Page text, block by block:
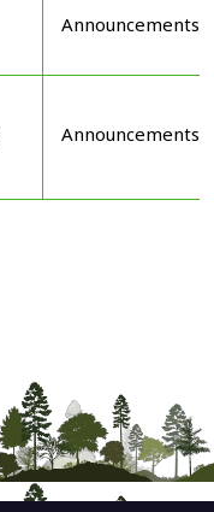
Announcements
Announcements